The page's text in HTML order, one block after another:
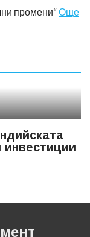
промени“Още
инвестиции